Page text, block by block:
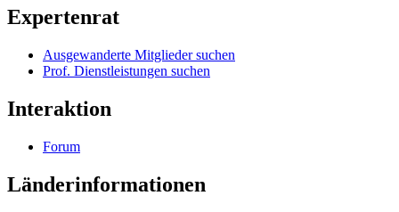
Expertenrat
Ausgewanderte Mitglieder suchen
Prof. Dienstleistungen suchen
Interaktion
Forum
Länderinformationen